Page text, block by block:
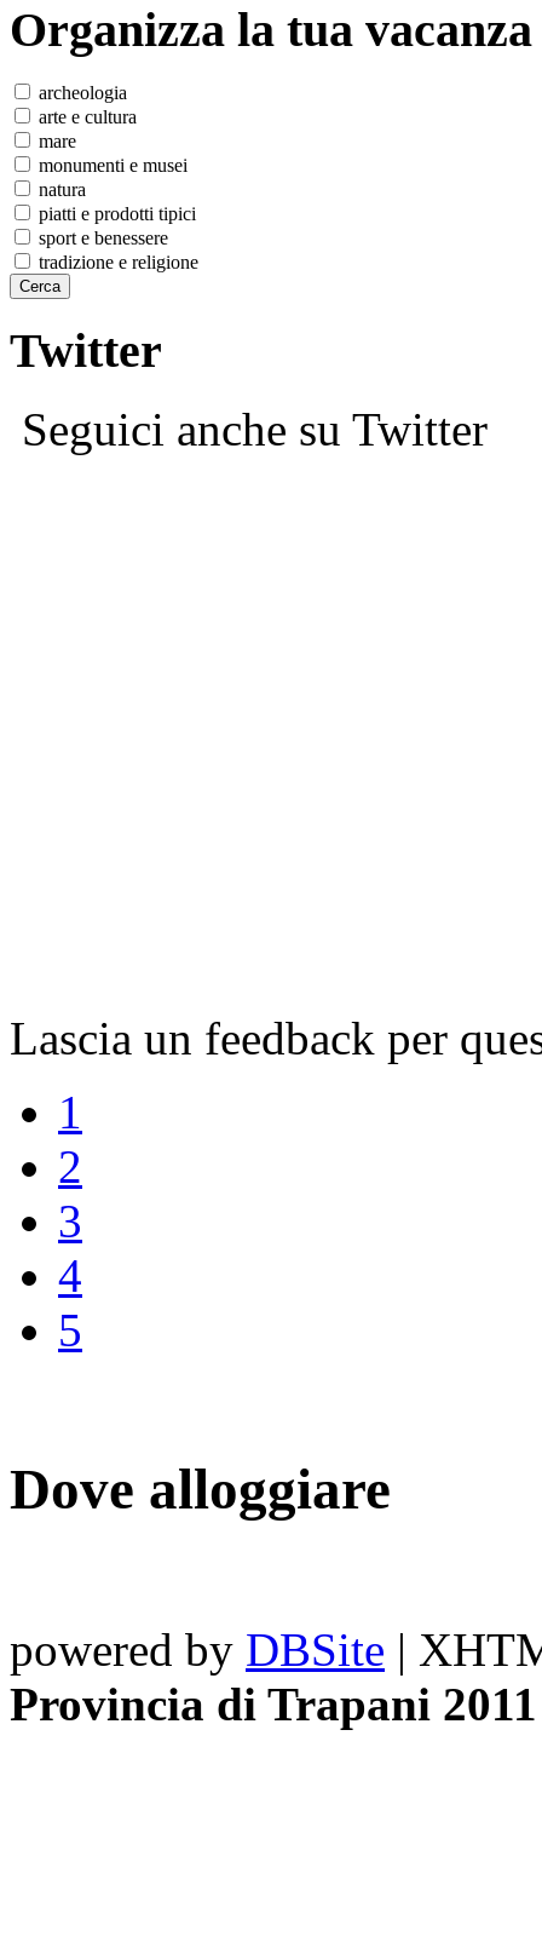
Organizza la tua vacanza
archeologia
arte e cultura
mare
monumenti e musei
natura
piatti e prodotti tipici
sport e benessere
tradizione e religione
Twitter
Seguici anche su Twitter
Lascia un feedback per
1
2
3
4
5
Dove alloggiare
powered by DBSite |
Provincia di Trapani 2011